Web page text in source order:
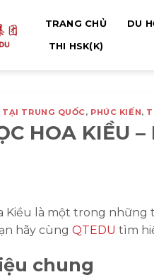
TRANG CHỦ DU
THI HSK(K)
TẠI TRUNG QUỐC, PHÚC KIẾN,
HOA KIỀU –
Kiều là một trong
hãy cùng QTEDU tìm
chung